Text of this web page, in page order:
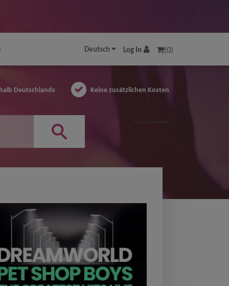
Deutsch Log In (0)
Deutschlands Keine zusätzlichen Kosten